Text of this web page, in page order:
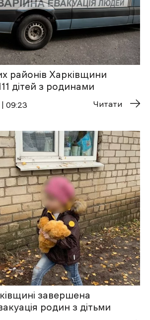
районів Харківщини
дітей з родинами
09:23 Читати
завершена
родин з дітьми